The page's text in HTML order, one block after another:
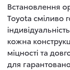
Встановлення
Toyota сміливо
кожна
міцності та
для